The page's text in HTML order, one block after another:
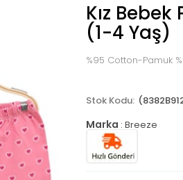
Kız
(1-4 Yaş)
%95 Cotton-Pamuk
Marka : Breeze